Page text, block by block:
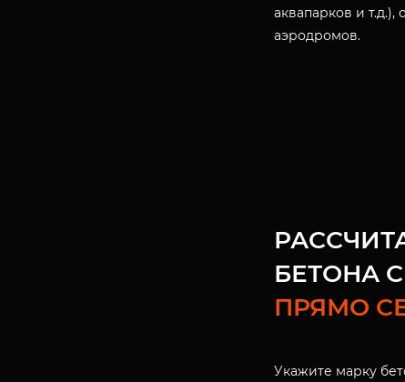
аквапарков и
аэродромов.
БЕТОНА
ПРЯМО
Укажите марку